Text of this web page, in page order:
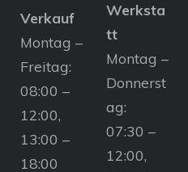
Verkauf
Montag –
Freitag:
08:00 –
12:00,
13:00 –
18:00
Werksta
tt
Montag –
Donnerst
ag:
07:30 –
12:00,